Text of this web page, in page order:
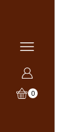
0